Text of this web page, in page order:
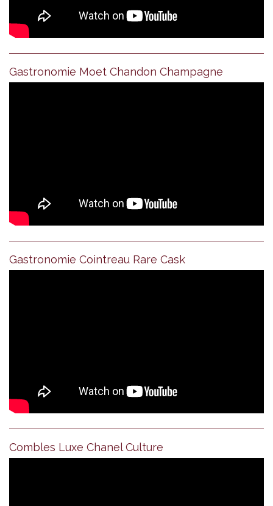
Gastronomie Moet Chandon Champagne
Gastronomie Cointreau Rare Cask
Combles Luxe Chanel Culture